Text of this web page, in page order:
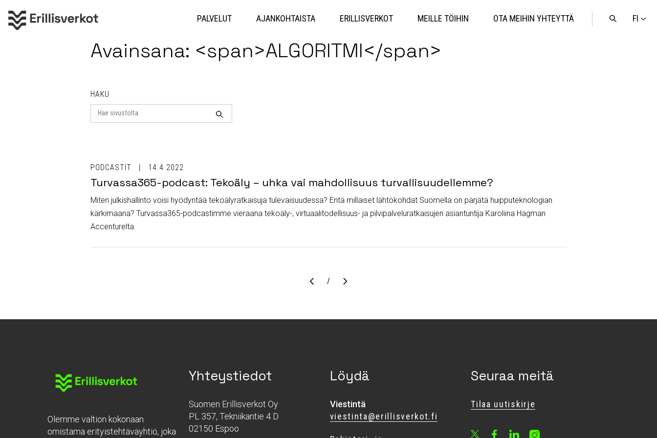
sisältöön
FI
Avaa
PALVELUT AJANKOHTAISTA ERILLISVERKOT MEILLE TÖIHIN OTA MEIHIN YHTEYTTÄ
Avainsana: <span>ALGORITMI</span>
HAKU
Search
for
Haku
PODCASTIT 14.4.2022
Turvassa365-podcast: Tekoäly – uhka vai mahdollisuus turvallisuudellemme?
Miten julkishallinto voisi hyödyntää tekoälyratkaisuja tulevaisuudessa? Entä millaiset lähtökohdat Suomella on pärjätä huipputeknologian
kärkimaana? Turvassa365-podcastimme vieraana tekoäly-, virtuaalitodellisuus- ja pilvipalveluratkaisujen asiantuntija Karoliina Hagman
Accenturelta.
Sivu
/
Olemme valtion kokonaan
omistama erityistehtäväyhtiö, joka
Yhteystiedot
Suomen Erillisverkot Oy
PL 357, Tekniikantie 4 D
02150 Espoo
Löydä
Viestintä
viestinta@erillisverkot.fi
Seuraa meitä
Tilaa uutiskirje
FacebookLinkedInInstagram